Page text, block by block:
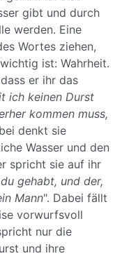
gibt und durch
werden. Eine
Wortes ziehen,
ist: Wahrheit.
er ihr das
ich keinen Durst
kommen muss,
denkt sie
Wasser und den
spricht sie auf ihr
gehabt, und der,
Mann". Dabei fällt
vorwurfsvoll
nur die
und ihre